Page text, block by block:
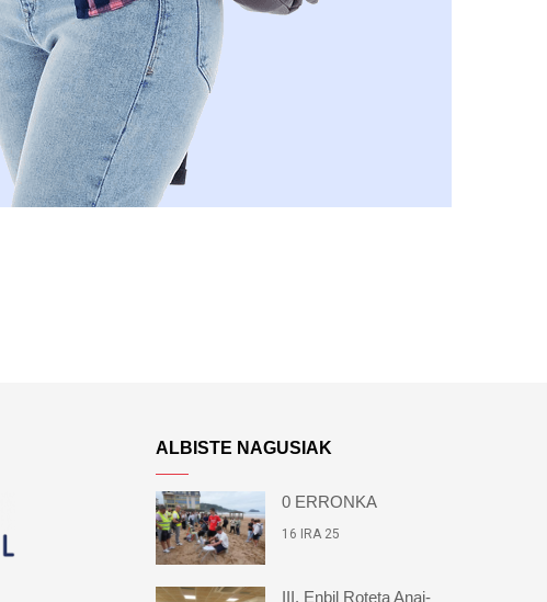
ALBISTE NAGUSIAK
0 ERRONKA
16 IRA 25
III. Enbil Roteta Anai-